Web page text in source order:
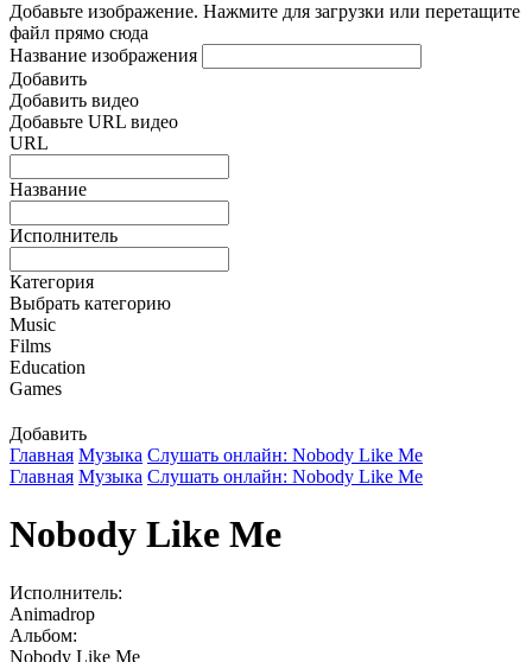
Добавьте изображение. Нажмите для загрузки или перетащите
файл прямо сюда
Название изображения
Добавить
Добавить видео
Добавьте URL видео
URL
Название
Исполнитель
Категория
Выбрать категорию
Music
Films
Education
Games
Добавить
Главная Музыка Слушать онлайн: Nobody Like Me
Главная Музыка Слушать онлайн: Nobody Like Me
Nobody Like Me
Исполнитель:
Animadrop
Альбом:
Nobody Like Me